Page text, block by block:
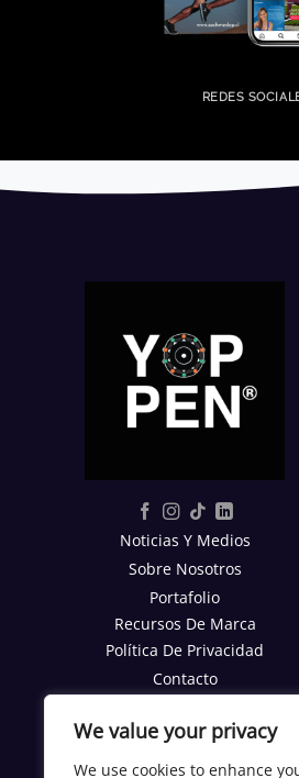
We value your privacy
We use cookies to enhance
REDES
Noticias Y Medios
Sobre Nosotros
Portafolio
Recursos De Marca
Política De Privacidad
Contacto